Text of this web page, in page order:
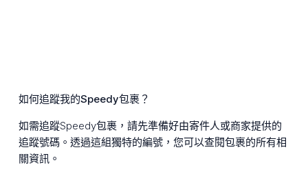
如何追蹤我的Speedy包裹？
如需追蹤Speedy包裹，請先準備好由寄件人或商家提供的
追蹤號碼。透過這組獨特的編號，您可以查閱包裹的所有相
關資訊。